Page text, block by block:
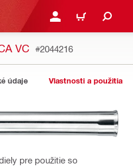
PRIHLÁSIŤ ALEBO
KOŠÍK
VC #2044216
údaje Vlastnosti a použitia
pre použitie so